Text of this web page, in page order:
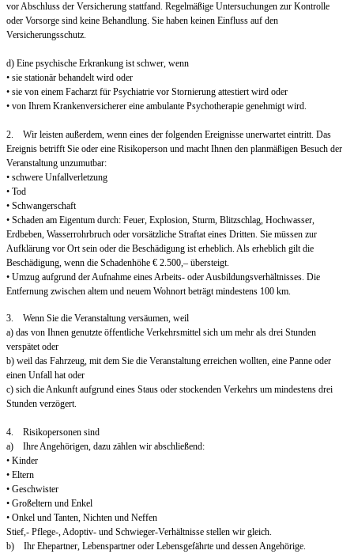
vor Abschluss der Versicherung stattfand. Regelmäßige Untersuchungen zur Kontrolle
oder Vorsorge sind keine Behandlung. Sie haben keinen Einfluss auf den
Versicherungsschutz.
d) Eine psychische Erkrankung ist schwer, wenn
• sie stationär behandelt wird oder
• sie von einem Facharzt für Psychiatrie vor Stornierung attestiert wird oder
• von Ihrem Krankenversicherer eine ambulante Psychotherapie genehmigt wird.
2. Wir leisten außerdem, wenn eines der folgenden Ereignisse unerwartet eintritt. Das
Ereignis betrifft Sie oder eine Risikoperson und macht Ihnen den planmäßigen Besuch der
Veranstaltung unzumutbar:
• schwere Unfallverletzung
• Tod
• Schwangerschaft
• Schaden am Eigentum durch: Feuer, Explosion, Sturm, Blitzschlag, Hochwasser,
Erdbeben, Wasserrohrbruch oder vorsätzliche Straftat eines Dritten. Sie müssen zur
Aufklärung vor Ort sein oder die Beschädigung ist erheblich. Als erheblich gilt die
Beschädigung, wenn die Schadenhöhe € 2.500,– übersteigt.
• Umzug aufgrund der Aufnahme eines Arbeits- oder Ausbildungsverhältnisses. Die
Entfernung zwischen altem und neuem Wohnort beträgt mindestens 100 km.
3. Wenn Sie die Veranstaltung versäumen, weil
a) das von Ihnen genutzte öffentliche Verkehrsmittel sich um mehr als drei Stunden
verspätet oder
b) weil das Fahrzeug, mit dem Sie die Veranstaltung erreichen wollten, eine Panne oder
einen Unfall hat oder
c) sich die Ankunft aufgrund eines Staus oder stockenden Verkehrs um mindestens drei
Stunden verzögert.
4. Risikopersonen sind
a) Ihre Angehörigen, dazu zählen wir abschließend:
• Kinder
• Eltern
• Geschwister
• Großeltern und Enkel
• Onkel und Tanten, Nichten und Neffen
Stief,- Pflege-, Adoptiv- und Schwieger-Verhältnisse stellen wir gleich.
b) Ihr Ehepartner, Lebenspartner oder Lebensgefährte und dessen Angehörige.